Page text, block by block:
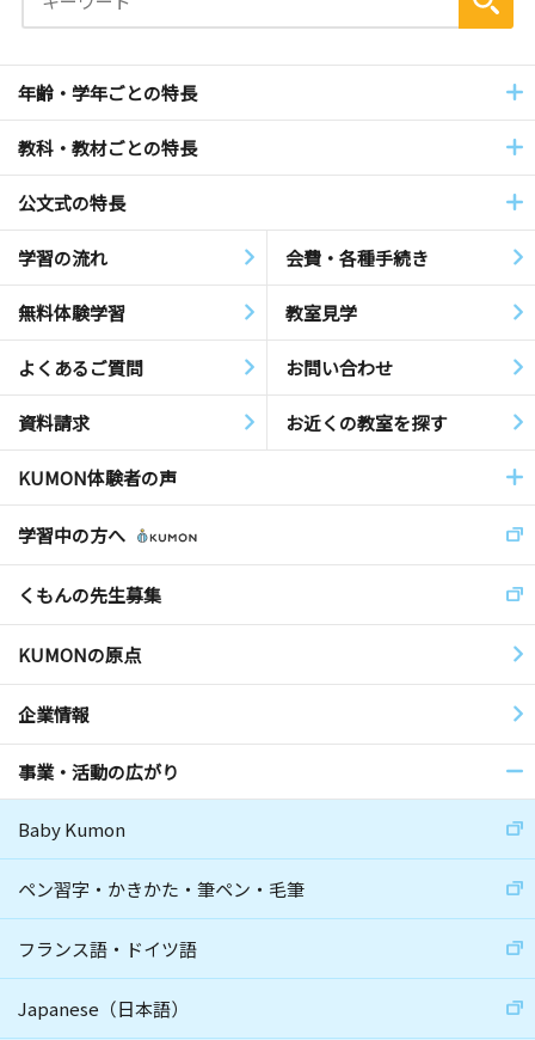
年齢・学年ごとの特長
教科・教材ごとの特長
公文式の特長
学習の流れ 会費・各種手続き
無料体験学習 教室見学
よくあるご質問 お問い合わせ
資料請求 お近くの教室を探す
KUMON体験者の声
学習中の方へ
くもんの先生募集
KUMONの原点
企業情報
事業・活動の広がり
Baby Kumon
ペン習字・かきかた・筆ペン・毛筆
フランス語・ドイツ語
Japanese（日本語）